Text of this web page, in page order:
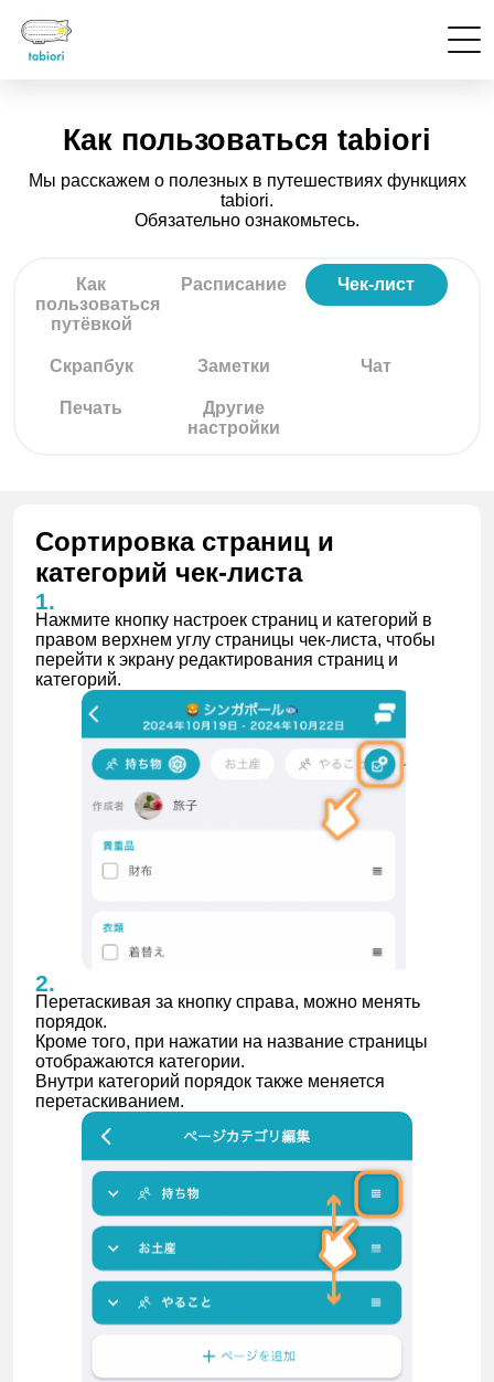
Как пользоваться tabiori
Мы расскажем о полезных в путешествиях функциях
tabiori.
Обязательно ознакомьтесь.
Как
пользоваться
путёвкой
Расписание Чек-лист
Скрапбук Заметки Чат
Печать
Другие
настройки
Сортировка страниц и
категорий чек-листа
Нажмите кнопку настроек страниц и категорий в
правом верхнем углу страницы чек-листа, чтобы
перейти к экрану редактирования страниц и
категорий.
Перетаскивая за кнопку справа, можно менять
порядок.
Кроме того, при нажатии на название страницы
отображаются категории.
Внутри категорий порядок также меняется
перетаскиванием.